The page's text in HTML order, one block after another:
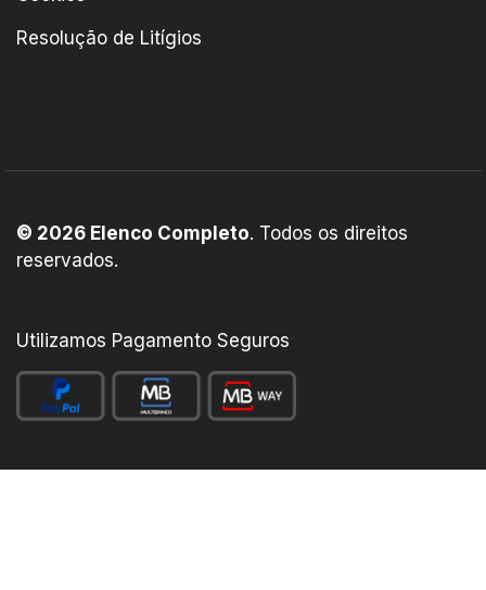
Resolução de Litígios
© 2026 Elenco Completo. Todos os direitos
reservados.
Utilizamos Pagamento Seguros